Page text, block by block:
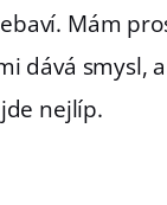
Mám
dává smysl,
nejlíp.